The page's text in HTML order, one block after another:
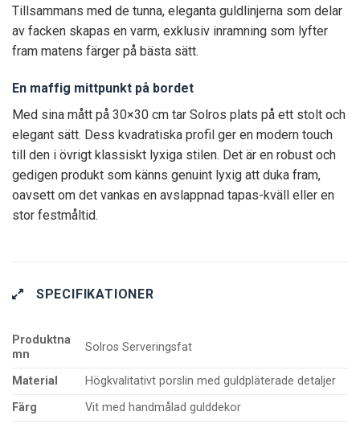
Tillsammans med de tunna, eleganta guldlinjerna som delar
av facken skapas en varm, exklusiv inramning som lyfter
fram matens färger på bästa sätt.
En maffig mittpunkt på bordet
Med sina mått på 30×30 cm tar Solros plats på ett stolt och
elegant sätt. Dess kvadratiska profil ger en modern touch
till den i övrigt klassiskt lyxiga stilen. Det är en robust och
gedigen produkt som känns genuint lyxig att duka fram,
oavsett om det vankas en avslappnad tapas-kväll eller en
stor festmåltid.
SPECIFIKATIONER
Produktna
mn
Solros Serveringsfat
Material
Högkvalitativt porslin med guldpläterade detaljer
Färg
Vit med handmålad gulddekor